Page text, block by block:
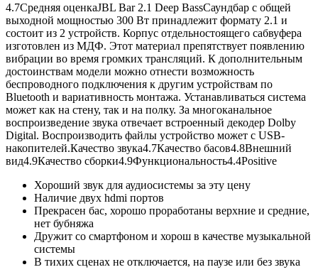
4.7Средняя оценкаJBL Bar 2.1 Deep BassСаундбар с общей
выходной мощностью 300 Вт принадлежит формату 2.1 и
состоит из 2 устройств. Корпус отдельностоящего сабвуфера
изготовлен из МДФ. Этот материал препятствует появлению
вибрации во время громких трансляций. К дополнительным
достоинствам модели можно отнести возможность
беспроводного подключения к другим устройствам по
Bluetooth и вариативность монтажа. Устанавливаться система
может как на стену, так и на полку. За многоканальное
воспроизведение звука отвечает встроенный декодер Dolby
Digital. Воспроизводить файлы устройство может с USB-
накопителей.Качество звука4.7Качество басов4.8Внешний
вид4.9Качество сборки4.9Функциональность4.4Positive
Хороший звук для аудиосистемы за эту цену
Наличие двух hdmi портов
Прекрасен бас, хорошо проработаны верхние и средние,
нет бубняжа
Дружит со смартфоном и хорош в качестве музыкальной
системы
В тихих сценах не отключается, на паузе или без звука